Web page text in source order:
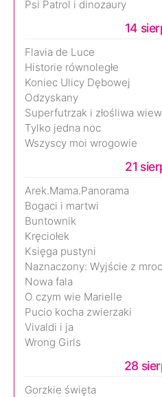
Psi Patrol i dinozaury
14
Flavia de Luce
Historie równoległe
Koniec Ulicy Dębowej
Odzyskany
Superfutrzak i złośliwa
Tylko jedna noc
Wszyscy moi wrogowie
21
Arek.Mama.Panorama
Bogaci i martwi
Buntownik
Kręciołek
Księga pustyni
Naznaczony: Wyjście z
Nowa fala
O czym wie Marielle
Pucio kocha zwierzaki
Vivaldi i ja
Wrong Girls
28
Gorzkie święta